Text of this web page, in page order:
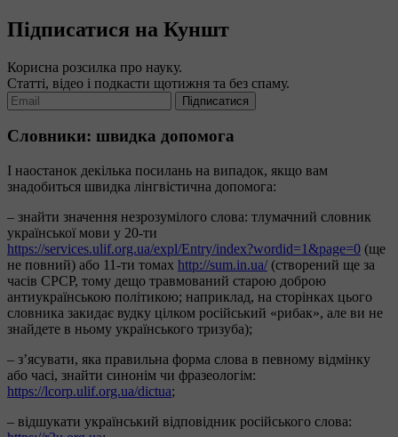
Підписатися на Куншт
Корисна розсилка про науку.
Статті, відео і подкасти щотижня та без спаму.
Підписатися
Словники: швидка допомога
І наостанок декілька посилань на випадок, якщо вам
знадобиться швидка лінгвістична допомога:
– знайти значення незрозумілого слова: тлумачний словник
української мови у 20-ти
https://services.ulif.org.ua/expl/Entry/index?wordid=1&page=0 (ще
не повний) або 11-ти томах http://sum.in.ua/(створений ще за
часів СРСР, тому дещо травмований старою доброю
антиукраїнською політикою; наприклад, на сторінках цього
словника закидає вудку цілком російський «рибак», але ви не
знайдете в ньому українського тризуба);
– з’ясувати, яка правильна форма слова в певному відмінку
або часі, знайти синонім чи фразеологім:
https://lcorp.ulif.org.ua/dictua;
– відшукати український відповідник російського слова: